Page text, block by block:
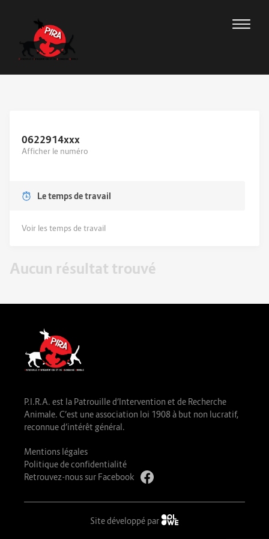
0622914xxx
Afficher le numéro
Le temps de travail
Voir les temps de travail
Aucun résultat trouvé
P.I.R.A. est la Patrouille d’Intervention et de Recherche
Animale. C’est une association loi 1908 à but non lucratif,
reconnue d’intérêt général.
Mentions légales
Politique de confidentialité
Retrouvez-nous sur Facebook
Site développé par